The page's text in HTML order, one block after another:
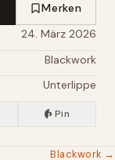
Merken
24. März 2026
Blackwork
Unterlippe
Pin
Blackwork →